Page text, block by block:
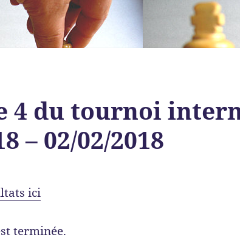
4 du tournoi
– 02/02/2018
ici
terminée.